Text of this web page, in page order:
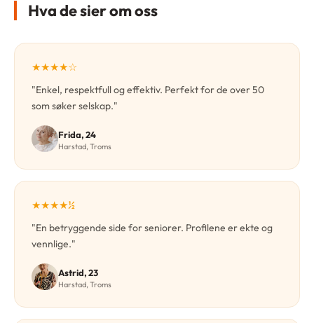
Hva de sier om oss
★★★★☆
"Enkel, respektfull og effektiv. Perfekt for de over 50
som søker selskap."
Frida, 24
Harstad, Troms
★★★★½
"En betryggende side for seniorer. Profilene er ekte og
vennlige."
Astrid, 23
Harstad, Troms